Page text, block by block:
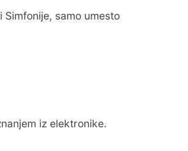
samo umesto
iz elektronike.